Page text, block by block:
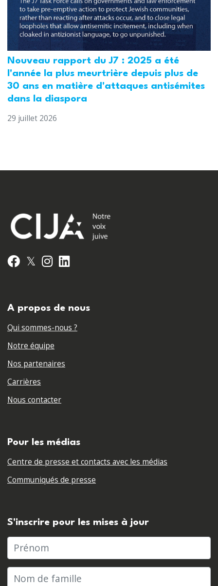
Nouveau rapport du J7 : 2025 a été
l'année la plus meurtrière depuis plus de
30 ans en matière d'attaques antisémites
dans la diaspora
29 juillet 2026
Facebook
𝕏 Instagram
A propos de nous
Qui sommes-nous ?
Notre équipe
Nos partenaires
Carrières
Nous contacter
Pour les médias
Centre de presse et contacts avec les médias
Communiqués de presse
S'inscrire pour les mises à jour
Prénom
Nom de famille